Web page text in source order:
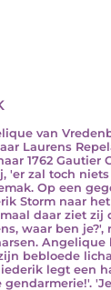
van
Laurens
1762 Gautier
'er zal toch
Op een
Storm naar
daar ziet zij
waar ben
bebloede
legt een